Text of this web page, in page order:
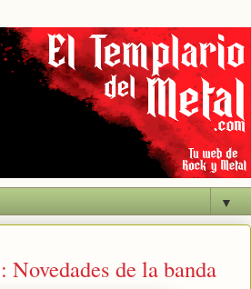
▼
de la banda